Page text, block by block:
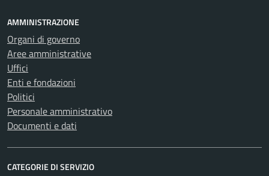
AMMINISTRAZIONE
Organi di governo
Aree amministrative
Uffici
Enti e fondazioni
Politici
Personale amministrativo
Documenti e dati
CATEGORIE DI SERVIZIO